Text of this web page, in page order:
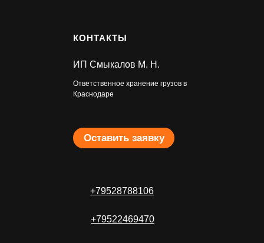
ИП Смыкалов М. Н.
Ответственное хранение грузов в
Краснодаре
Оставить заявку
+79528788106
+79522469470
КОНТАКТЫ